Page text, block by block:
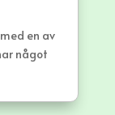
en av
något